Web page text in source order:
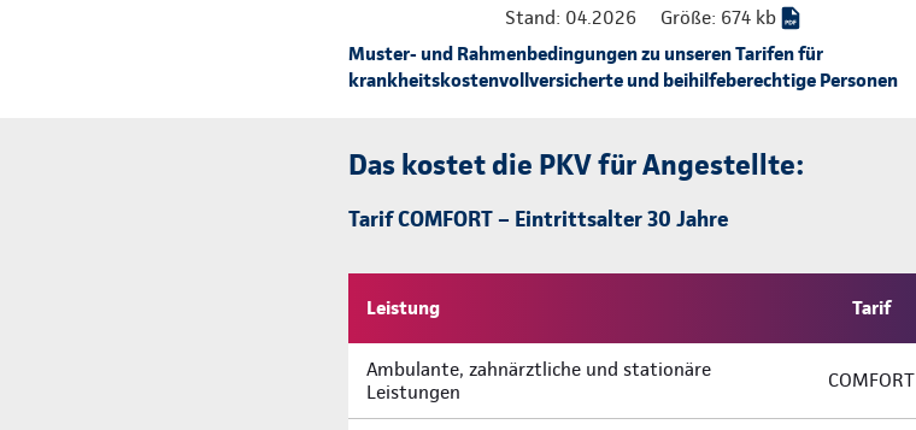
Stand: 04.2026
Größe: 674 kb
Muster- und Rahmenbedingungen zu unseren Tarifen für
krankheitskostenvollversicherte und beihilfeberechtige Personen
Das kostet die PKV für Angestellte:
Tarif COMFORT – Eintrittsalter 30 Jahre
Leistung Tarif
Ambulante, zahnärztliche und stationäre
Leistungen
COMFORT